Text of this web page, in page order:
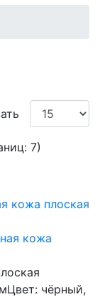
7)
кожа плоская
чёрный,